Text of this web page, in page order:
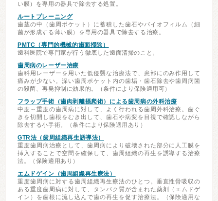
い膜）を専用の器具で除去する処置。
ルートプレーニング
歯茎の中（歯周ポケット）に蓄積した歯石やバイオフィルム（細
菌が形成する薄い膜）を専用の器具で除去する治療。
PMTC（専門的機械的歯面掃除）
歯科医院で専門家が行う徹底した歯面清掃のこと。
歯周病のレーザー治療
歯科用レーザーを用いた低侵襲な治療法で、患部にのみ作用して
痛みが少ない。深い歯周ポケット内の歯垢・歯石除去や歯周病菌
の殺菌、再発抑制に効果的。（条件により保険適用可）
フラップ手術（歯肉剥離掻爬術）による歯周病の外科治療
中度～重度の歯周病に対して、よく行われる歯周外科治療。歯ぐ
きを切開し歯根をむき出して、歯石や病変を目視で確認しながら
除去する小手術。（条件により保険適用あり）
GTR法（歯周組織再生誘導法）
重度歯周病治療として、歯周病により破壊された部分に人工膜を
挿入することで空間を確保して、歯周組織の再生を誘導する治療
法。（保険適用あり）
エムドゲイン（歯周組織再生療法）
重度歯周病に対する歯周組織再生療法のひとつ。垂直性骨吸収の
ある重度歯周病に対して、タンパク質が含まれた薬剤（エムドゲ
イン）を歯根に流し込んで歯の再生を促す治療法。（保険適用な